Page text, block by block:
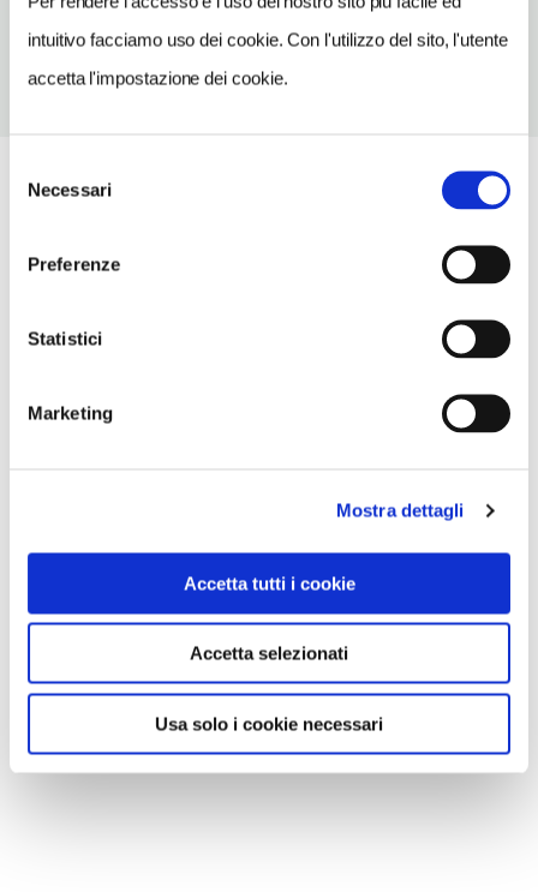
intuitivo facciamo uso dei cookie. Con l'utilizzo del sito, l'utente
accetta l'impostazione dei cookie.
delNecessari
Preferenze
Statistici
Marketing
Mostra dettagli
Accetta tutti i cookie
Accetta selezionati
Usa solo i cookie necessari